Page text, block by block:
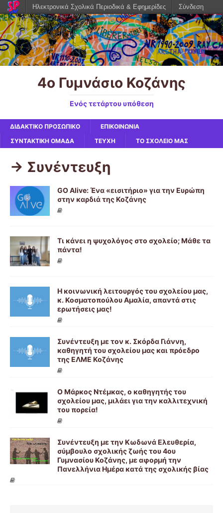
4ο Γυμνάσιο Κοζάνης
Ενός τετάρτου υπόθεση
ΔΙΔΑΚΤΙΚΟ ΠΡΟΣΩΠΙΚΟ
ΕΠΙΚΟΙΝΩΝΙΑ
ΣΥΝΤΑΚΤΙΚΗ ΟΜΑΔΑ
ΤΕΥΧΗ ΤΟ ΣΧΟΛΕΙΟ ΜΑΣ
-> Συνέντευξη
GO Alive: Ένα «εισιτήριο» για την Ευρώπη
στην καρδιά της Κοζάνης
Τι κάνει η ψυχολόγος στο σχολείο; Μάθε τα
πάντα!
Η κοινωνική λειτουργός του σχολείου μας,
κ. Κοσματοπούλου Αμαλία, απαντά στις
ερωτήσεις μας!
Συνέντευξη με τον κ. Σκόρδα Γιάννη,
καθηγητή του σχολείου μας και πρόεδρο
της ΕΛΜΕ Κοζάνης
Ο Μάρκος Ντέμκας, ο καθηγητής του
σχολείου μας, μιλάει για την καλλιτεχνική
του πορεία!
Συνέντευξη με την Κωδωνά Ελευθερία,
σύμβουλο σχολικής ζωής του 4ου
Γυμνασίου Κοζάνης, με αφορμή την
Πανελλήνια Ημέρα κατά της σχολικής βίας
Ηλεκτρονικά Σχολικά Περιοδικά & Εφημερίδες Σύνδεση